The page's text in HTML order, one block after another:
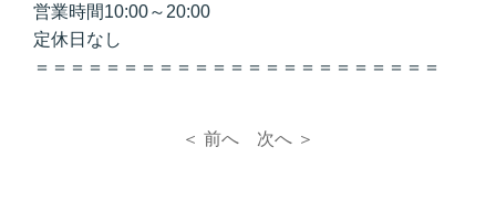
営業時間10:00～20:00
定休日なし
＝＝＝＝＝＝＝＝＝＝＝＝＝＝＝＝＝＝＝＝＝＝＝
＜ 前へ 次へ ＞